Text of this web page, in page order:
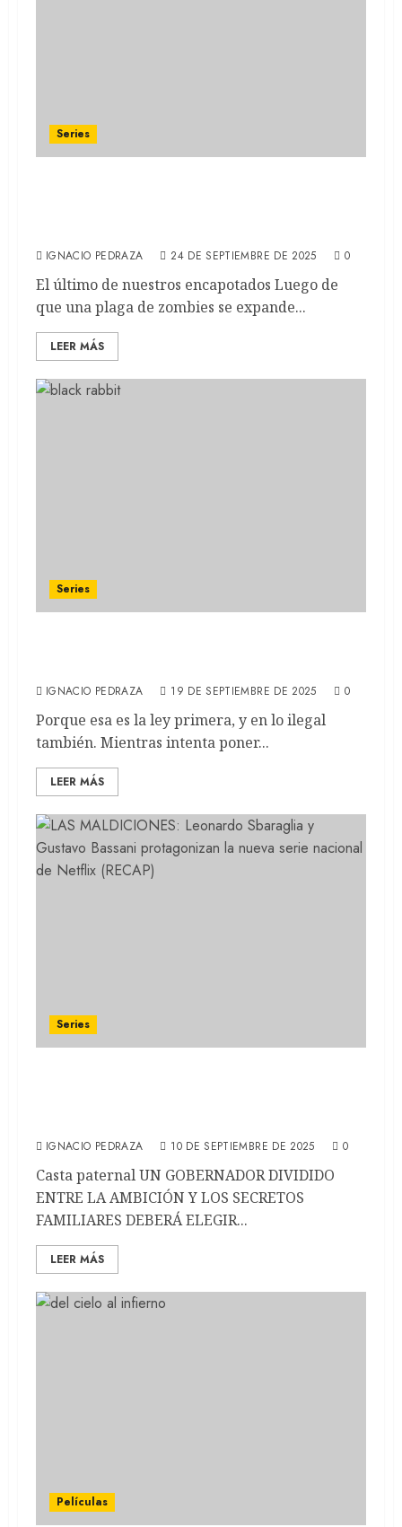
Series
IGNACIO PEDRAZA 24 DE SEPTIEMBRE DE 2025 0
El último de nuestros encapotados Luego de
que una plaga de zombies se expande...
LEER MÁS
Series
IGNACIO PEDRAZA 19 DE SEPTIEMBRE DE 2025 0
Porque esa es la ley primera, y en lo ilegal
también. Mientras intenta poner...
LEER MÁS
Series
IGNACIO PEDRAZA 10 DE SEPTIEMBRE DE 2025 0
Casta paternal UN GOBERNADOR DIVIDIDO
ENTRE LA AMBICIÓN Y LOS SECRETOS
FAMILIARES DEBERÁ ELEGIR...
LEER MÁS
Películas